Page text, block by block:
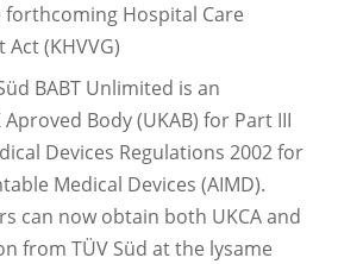
Hospital Care
(KHVVG)
BABT Unlimited is an
Body (UKAB) for Part III
Devices Regulations 2002 for
Medical Devices (AIMD).
can now obtain both UKCA and
from TÜV Süd at the lysame